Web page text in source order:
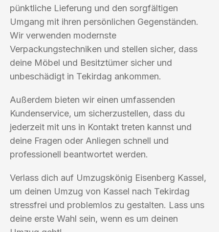
pünktliche Lieferung und den sorgfältigen
Umgang mit ihren persönlichen Gegenständen.
Wir verwenden modernste
Verpackungstechniken und stellen sicher, dass
deine Möbel und Besitztümer sicher und
unbeschädigt in Tekirdag ankommen.
Außerdem bieten wir einen umfassenden
Kundenservice, um sicherzustellen, dass du
jederzeit mit uns in Kontakt treten kannst und
deine Fragen oder Anliegen schnell und
professionell beantwortet werden.
Verlass dich auf Umzugskönig Eisenberg Kassel,
um deinen Umzug von Kassel nach Tekirdag
stressfrei und problemlos zu gestalten. Lass uns
deine erste Wahl sein, wenn es um deinen